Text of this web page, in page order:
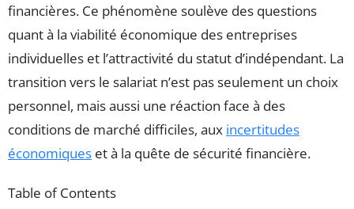
financières. Ce phénomène soulève des questions
quant à la viabilité économique des entreprises
individuelles et l’attractivité du statut d’indépendant. La
transition vers le salariat n’est pas seulement un choix
personnel, mais aussi une réaction face à des
conditions de marché difficiles, aux incertitudes
économiques et à la quête de sécurité financière.
Table of Contents